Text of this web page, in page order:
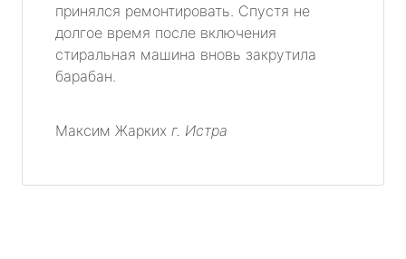
принялся ремонтировать. Спустя не
долгое время после включения
стиральная машина вновь закрутила
барабан.
Максим Жарких г. Истра